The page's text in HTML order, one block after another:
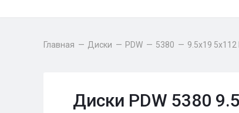
Главная — Диски — PDW — 5380 — 9.5x19 5x112
Диски PDW 5380